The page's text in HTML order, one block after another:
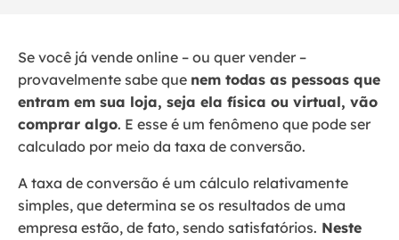
Se você já vende online – ou quer vender –
provavelmente sabe que nem todas as pessoas que
entram em sua loja, seja ela física ou virtual, vão
comprar algo. E esse é um fenômeno que pode ser
calculado por meio da taxa de conversão.
A taxa de conversão é um cálculo relativamente
simples, que determina se os resultados de uma
empresa estão, de fato, sendo satisfatórios. Neste